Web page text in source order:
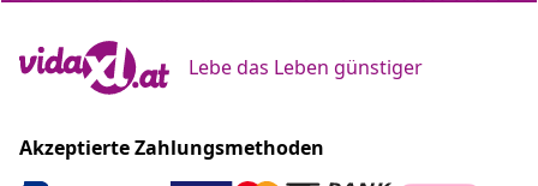
Lebe das Leben günstiger
Akzeptierte Zahlungsmethoden